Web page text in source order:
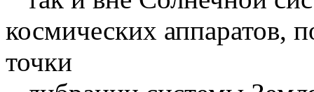
космических аппаратов,
точки